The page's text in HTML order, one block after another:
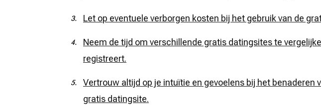
Let op eventuele verborgen kosten bij het gebruik van de
Neem de tijd om verschillende gratis datingsites te
registreert.
Vertrouw altijd op je intuïtie en gevoelens bij het benaderen
gratis datingsite.